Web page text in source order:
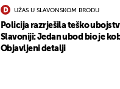
UŽAS U SLAVONSKOM BRODU
Policija razrješila teško
Slavoniji: Jedan ubod bio je
Objavljeni detalji